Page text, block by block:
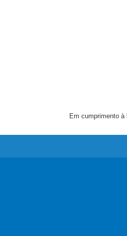
Em cumprimento à